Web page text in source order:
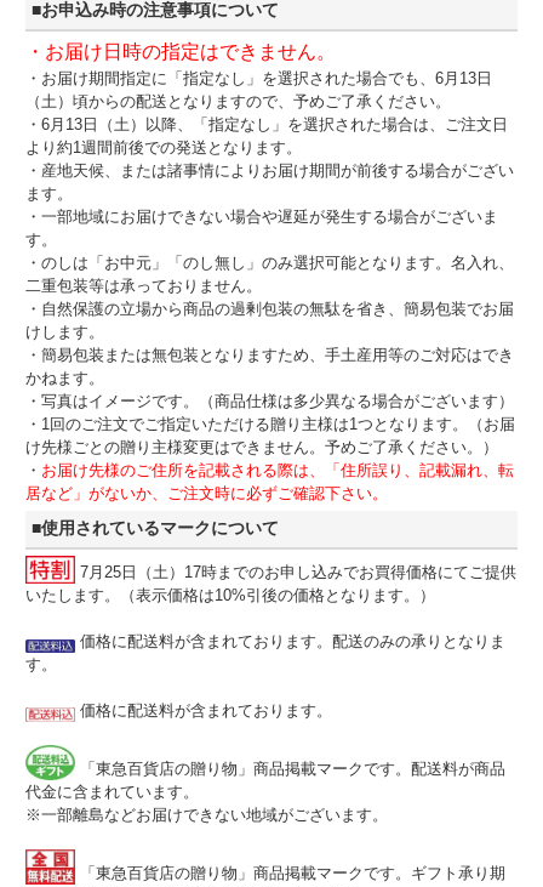
■お申込み時の注意事項について
・お届け日時の指定はできません。
・お届け期間指定に「指定なし」を選択された場合でも、6月13日
（土）頃からの配送となりますので、予めご了承ください。
・6月13日（土）以降、「指定なし」を選択された場合は、ご注文日
より約1週間前後での発送となります。
・産地天候、または諸事情によりお届け期間が前後する場合がござい
ます。
・一部地域にお届けできない場合や遅延が発生する場合がございま
す。
・のしは「お中元」「のし無し」のみ選択可能となります。名入れ、
二重包装等は承っておりません。
・自然保護の立場から商品の過剰包装の無駄を省き、簡易包装でお届
けします。
・簡易包装または無包装となりますため、手土産用等のご対応はでき
かねます。
・写真はイメージです。（商品仕様は多少異なる場合がございます）
・1回のご注文でご指定いただける贈り主様は1つとなります。（お届
け先様ごとの贈り主様変更はできません。予めご了承ください。）
・ お届け先様のご住所を記載される際は、「住所誤り、記載漏れ、転
居など」がないか、ご注文時に必ずご確認下さい。
■使用されているマークについて
7月25日（土）17時までのお申し込みでお買得価格にてご提供
いたします。（表示価格は10%引後の価格となります。）
価格に配送料が含まれております。配送のみの承りとなりま
す。
価格に配送料が含まれております。
「東急百貨店の贈り物」商品掲載マークです。配送料が商品
代金に含まれています。
※一部離島などお届けできない地域がございます。
「東急百貨店の贈り物」商品掲載マークです。ギフト承り期